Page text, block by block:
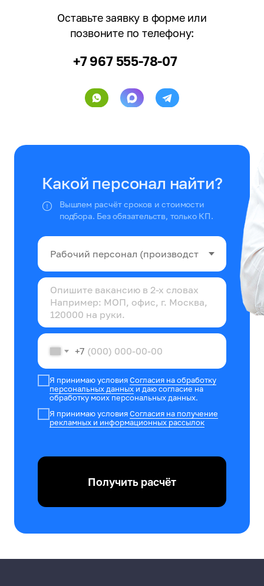
+7 967 555-78-07
Оставьте заявку в форме или
позвоните по телефону:
Какой персонал найти?
Вышлем расчёт сроков и стоимости
подбора. Без обязательств, только КП.
+7
Я принимаю условияСогласия на обработку
персональных данных и даю согласие на
обработку моих персональных данных.
Я принимаю условияСогласия на получение
рекламных и информационных рассылок
Получить расчёт